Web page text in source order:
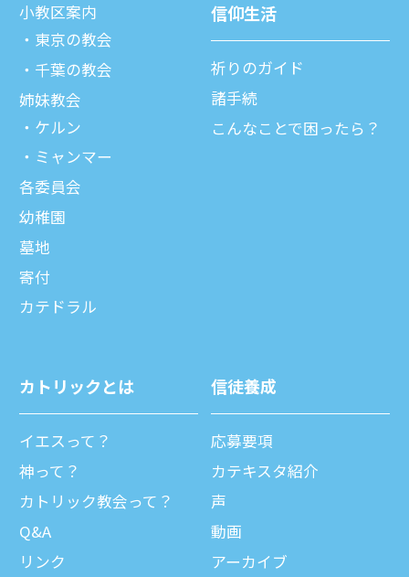
⼩教区案内
東京の教会
千葉の教会
姉妹教会
ケルン
ミャンマー
各委員会
幼稚園
墓地
寄付
カテドラル
信仰⽣活
祈りのガイド
諸⼿続
こんなことで困ったら？
カトリックとは
イエスって？
神って？
カトリック教会って？
Q&A
リンク
信徒養成
応募要項
カテキスタ紹介
声
動画
アーカイブ